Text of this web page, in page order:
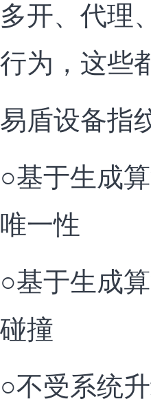
多开、代理
行为，这些
易盾设备指
○基于生成
唯一性
○基于生成
碰撞
○不受系统